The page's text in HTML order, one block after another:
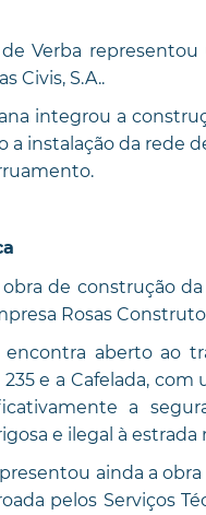
Verba
Civis, S.A..
integrou a
a instalação da rede
de construção
Rosas
aberto ao
e a Cafelada,
a
e ilegal à estrada
ainda a
pelos Serviços